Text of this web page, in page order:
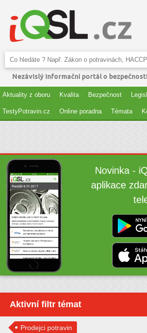
Nezávislý informační portál o
Aktuality z oboru Kvalita Bezpečnost
TestyPotravin.cz Online poradna Témata
Novinka -
aplikace
Aktivní filtr témat
Prodejci potravin